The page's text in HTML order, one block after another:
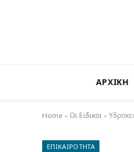
ΑΡΧΙΚΗ
Home » Οι Ειδικοι »
ΕΠΙΚΑΙΡΟΤΗΤΑ